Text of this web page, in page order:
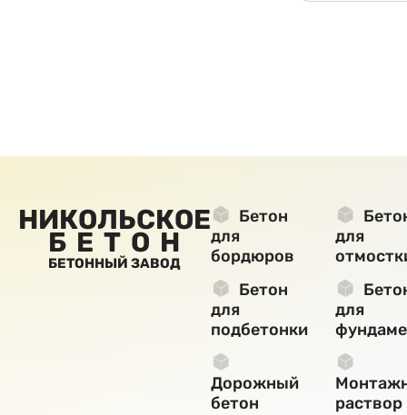
НИКОЛЬСКОЕ
БЕТОН
БЕТОННЫЙ ЗАВОД
Бетон
для
бордюров
для
Бетон
для
подбетонки
для
Дорожный
бетон
раствор